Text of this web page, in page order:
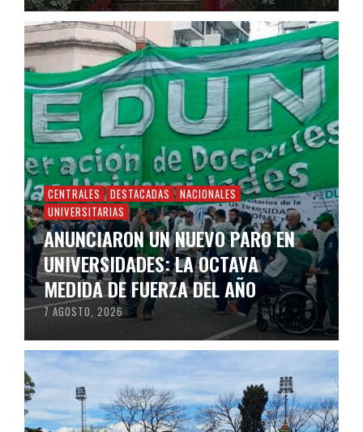
CENTRALES DESTACADAS
NACIONALES
UNIVERSITARIAS
ANUNCIARON UN NUEVO PARO EN
UNIVERSIDADES: LA OCTAVA
MEDIDA DE FUERZA DEL AÑO
7 AGOSTO, 2026